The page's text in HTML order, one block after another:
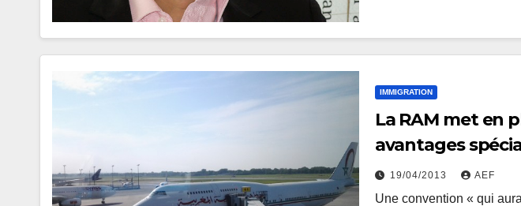
IMMIGRATION
La RAM met en
avantages
aux MRE.
19/04/2013 AEF
Une convention « qui